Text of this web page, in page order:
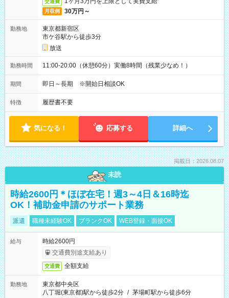
交通費
月収例 30万円～
勤務地
東京都新宿区
市ケ谷駅から徒歩3分
放送
勤務時間 11:00-20:00（休憩60分）実働8時間（残業少なめ！）
期間 即日～長期 ※開始日相談OK
特徴 履歴書不要
気になる！ 応募する 詳細へ
掲載日：2026.08.07
未読
時給2600円＊ほぼ在宅！週3～4日＆16時迄
OK！補助金申請のサポート業務
派遣 職種未経験OK ブランクOK WEB登録・面接OK
給与
時給2600円
交通費別途支給あり
交通費 全額支給
勤務地
東京都中央区
八丁堀(東京都)駅から徒歩2分 / 茅場町駅から徒歩6分